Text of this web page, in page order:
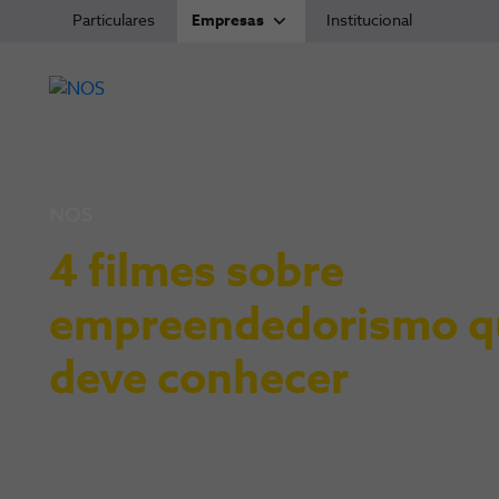
Particulares Empresas Institucional
4 filmes sobre
empreendedorismo
deve conhecer